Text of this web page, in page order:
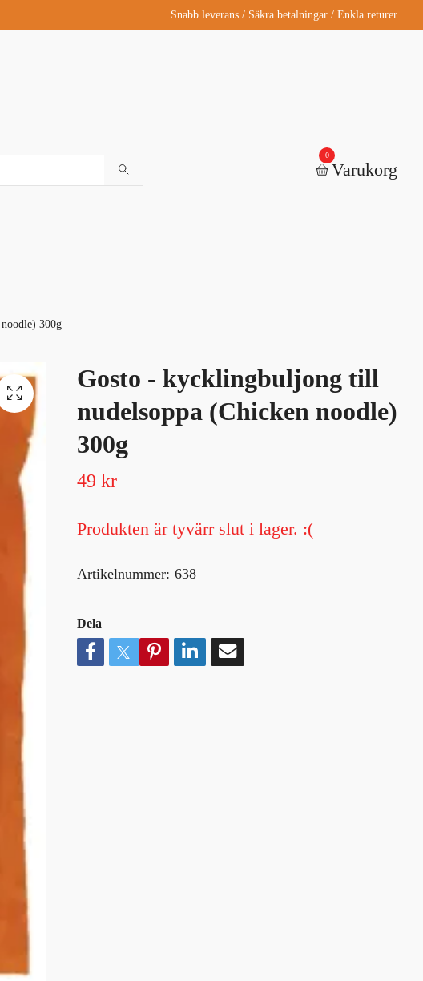
Snabb leverans / Säkra betalningar / Enkla returer
0
Varukorg
300g
Gosto - kycklingbuljong till
nudelsoppa (Chicken noodle)
300g
49 kr
Produkten är tyvärr slut i lager. :(
Artikelnummer: 638
Dela